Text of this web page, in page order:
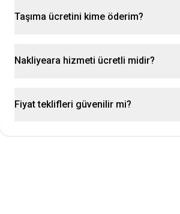
Taşıma ücretini kime öderim?
Nakliyeara hizmeti ücretli midir?
Fiyat teklifleri güvenilir mi?